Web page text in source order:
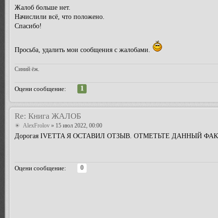
Жалоб больше нет.
Начислили всё, что положено.
Спасибо!
Просьба, удалить мои сообщения с жалобами.
Синий ёж.
Оцени сообщение: 1
Re: Книга ЖАЛОБ
AlexFrolov » 15 июл 2022, 00:00
Дорогая IVETTA Я ОСТАВИЛ ОТЗЫВ. ОТМЕТЬТЕ ДАННЫЙ
Оцени сообщение: 0